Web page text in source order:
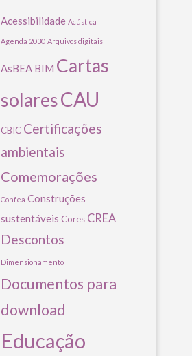
Acessibilidade Acústica
Agenda 2030 Arquivos digitais
AsBEA BIM Cartas
solaresCAU
CBIC Certificações
ambientais
Comemorações
Confea Construções
sustentáveis Cores CREA
Descontos
Dimensionamento
Documentos para
download
Educação